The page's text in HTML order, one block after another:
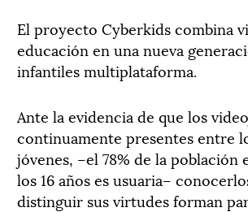
El proyecto Cyberkids combina
educación en una nueva
infantiles multiplataforma.
Ante la evidencia de que los
continuamente presentes entre
jóvenes, –el 78% de la población
los 16 años es usuaria–
distinguir sus virtudes forman